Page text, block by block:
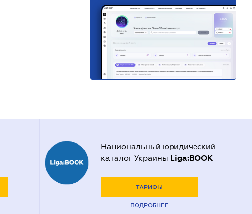
Национальный юридический
каталог Украины Liga:BOOK
ТАРИФЫ
ПОДРОБНЕЕ